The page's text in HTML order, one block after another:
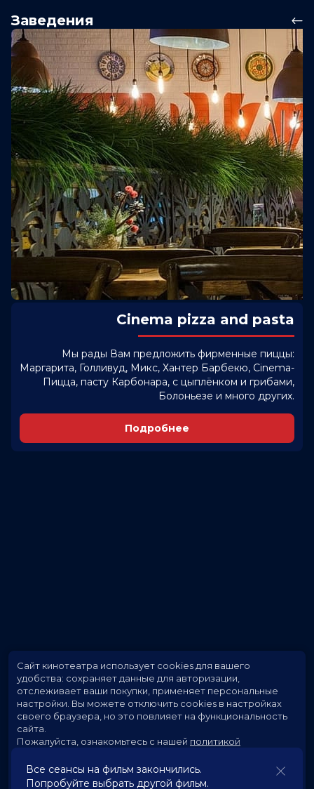
Заведения
Cinema pizza and pasta
Мы рады Вам предложить фирменные пиццы:
Маргарита, Голливуд, Микс, Хантер Барбекю, Cinema-
Пицца, пасту Карбонара, с цыплёнком и грибами,
Болоньезе и много других.
Подробнее
Все сеансы на фильм закончились.
Попробуйте выбрать другой фильм.
Сайт кинотеатра использует cookies для вашего
удобства: сохраняет данные для авторизации,
отслеживает ваши покупки, применяет персональные
настройки. Вы можете отключить cookies в настройках
своего браузера, но это повлияет на функциональность
сайта.
Пожалуйста, ознакомьтесь с нашей политикой
Принять